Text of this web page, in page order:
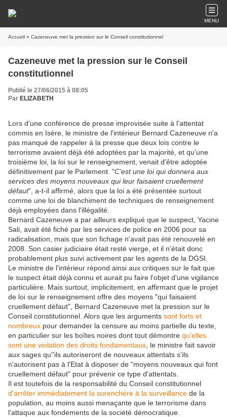
MENU
Accueil » Cazeneuve met la pression sur le Conseil constitutionnel
Cazeneuve met la pression sur le Conseil
constitutionnel
Publié le 27/06/2015 à 08:05
Par ELIZABETH
Lors d'une conférence de presse improvisée suite à l'attentat
commis en Isère, le ministre de l'intérieur Bernard Cazeneuve n'a
pas manqué de rappeler à la presse que deux lois contre le
terrorisme avaient déjà été adoptées par la majorité, et qu'une
troisième loi, la loi sur le renseignement, venait d'être adoptée
définitivement par le Parlement. "C'est une loi qui donnera aux
services des moyens nouveaux qui leur faisaient cruellement
défaut", a-t-il affirmé, alors que la loi a été présentée surtout
comme une loi de blanchiment de techniques de renseignement
déjà employées dans l'illégalité.
Bernard Cazeneuve a par ailleurs expliqué que le suspect, Yacine
Sali, avait été fiché par les services de police en 2006 pour sa
radicalisation, mais que son fichage n'avait pas été renouvelé en
2008. Son casier judiciaire était resté vierge, et il n'était donc
probablement plus suivi activement par les agents de la DGSI.
Le ministre de l'intérieur répond ainsi aux critiques sur le fait que
le suspect était déjà connu et aurait pu faire l'objet d'une vigilance
particulière. Mais surtout, implicitement, en affirmant que le projet
de loi sur le renseignement offre des moyens "qui faisaient
cruellement défaut", Bernard Cazeneuve met la pression sur le
Conseil constitutionnel. Alors que les arguments sont forts et
nombreux pour demander la censure au moins partielle du texte,
en particulier sur les boîtes noires dont tout démontre qu'elles
sont une violation des droits fondamentaux , le ministre fait savoir
aux sages qu''ils autoriseront de nouveaux attentats s'ils
n'autorisent pas à l'Etat à disposer de "moyens nouveaux qui font
cruellement défaut" pour prévenir ce type d'attentats.
Il est toutefois de la responsabilité du Conseil constitutionnel
d'arrêter immédiatement la surenchère à la surveillance de la
population, au moins aussi menaçante que le terrorisme dans
l'attaque aux fondements de la société démocratique.